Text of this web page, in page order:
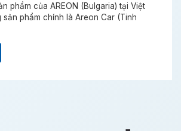
phẩm của AREON (Bulgaria) tại Việt
sản phẩm chính là Areon Car (Tinh